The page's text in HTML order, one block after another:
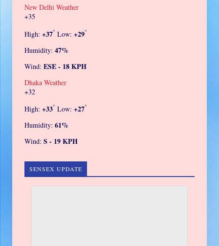
New Delhi Weather
+35
High: +37° Low: +29°
Humidity: 47%
Wind: ESE - 18 KPH
Dhaka Weather
+32
High: +33° Low: +27°
Humidity: 61%
Wind: S - 19 KPH
SENSEX UPDATE